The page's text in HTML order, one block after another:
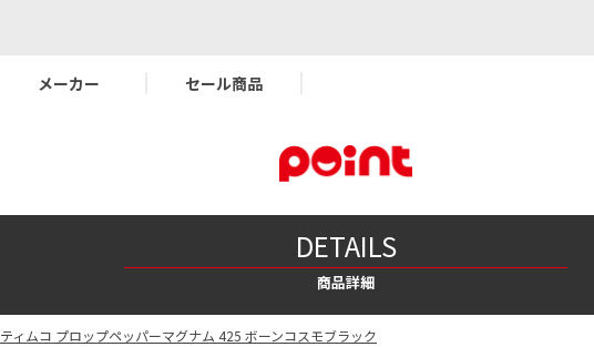
メーカー セール商品
DETAILS
商品詳細
ティムコ プロップペッパーマグナム 425 ボーンコスモブラック